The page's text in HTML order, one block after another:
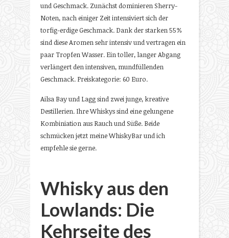
und Geschmack. Zunächst dominieren Sherry-
Noten, nach einiger Zeit intensiviert sich der
torfig-erdige Geschmack. Dank der starken 55%
sind diese Aromen sehr intensiv und vertragen ein
paar Tropfen Wasser. Ein toller, langer Abgang
verlängert den intensiven, mundfüllenden
Geschmack. Preiskategorie: 60 Euro.
Ailsa Bay und Lagg sind zwei junge, kreative
Destillerien. Ihre Whiskys sind eine gelungene
Kombiniation aus Rauch und Süße. Beide
schmücken jetzt meine WhiskyBar und ich
empfehle sie gerne.
Whisky aus den
Lowlands: Die
Kehrseite des